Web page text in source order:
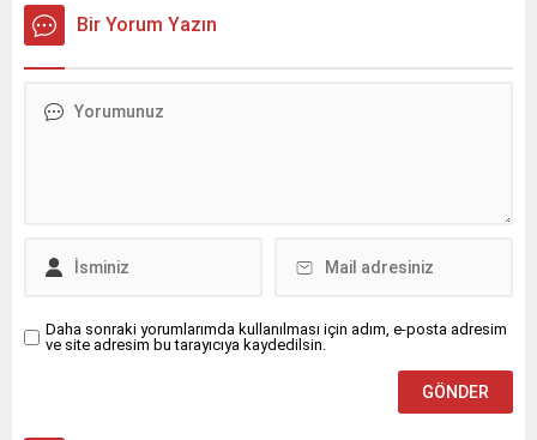
gelmiştir.
Bir Yorum Yazın
Daha sonraki yorumlarımda kullanılması için adım, e-posta adresim
ve site adresim bu tarayıcıya kaydedilsin.